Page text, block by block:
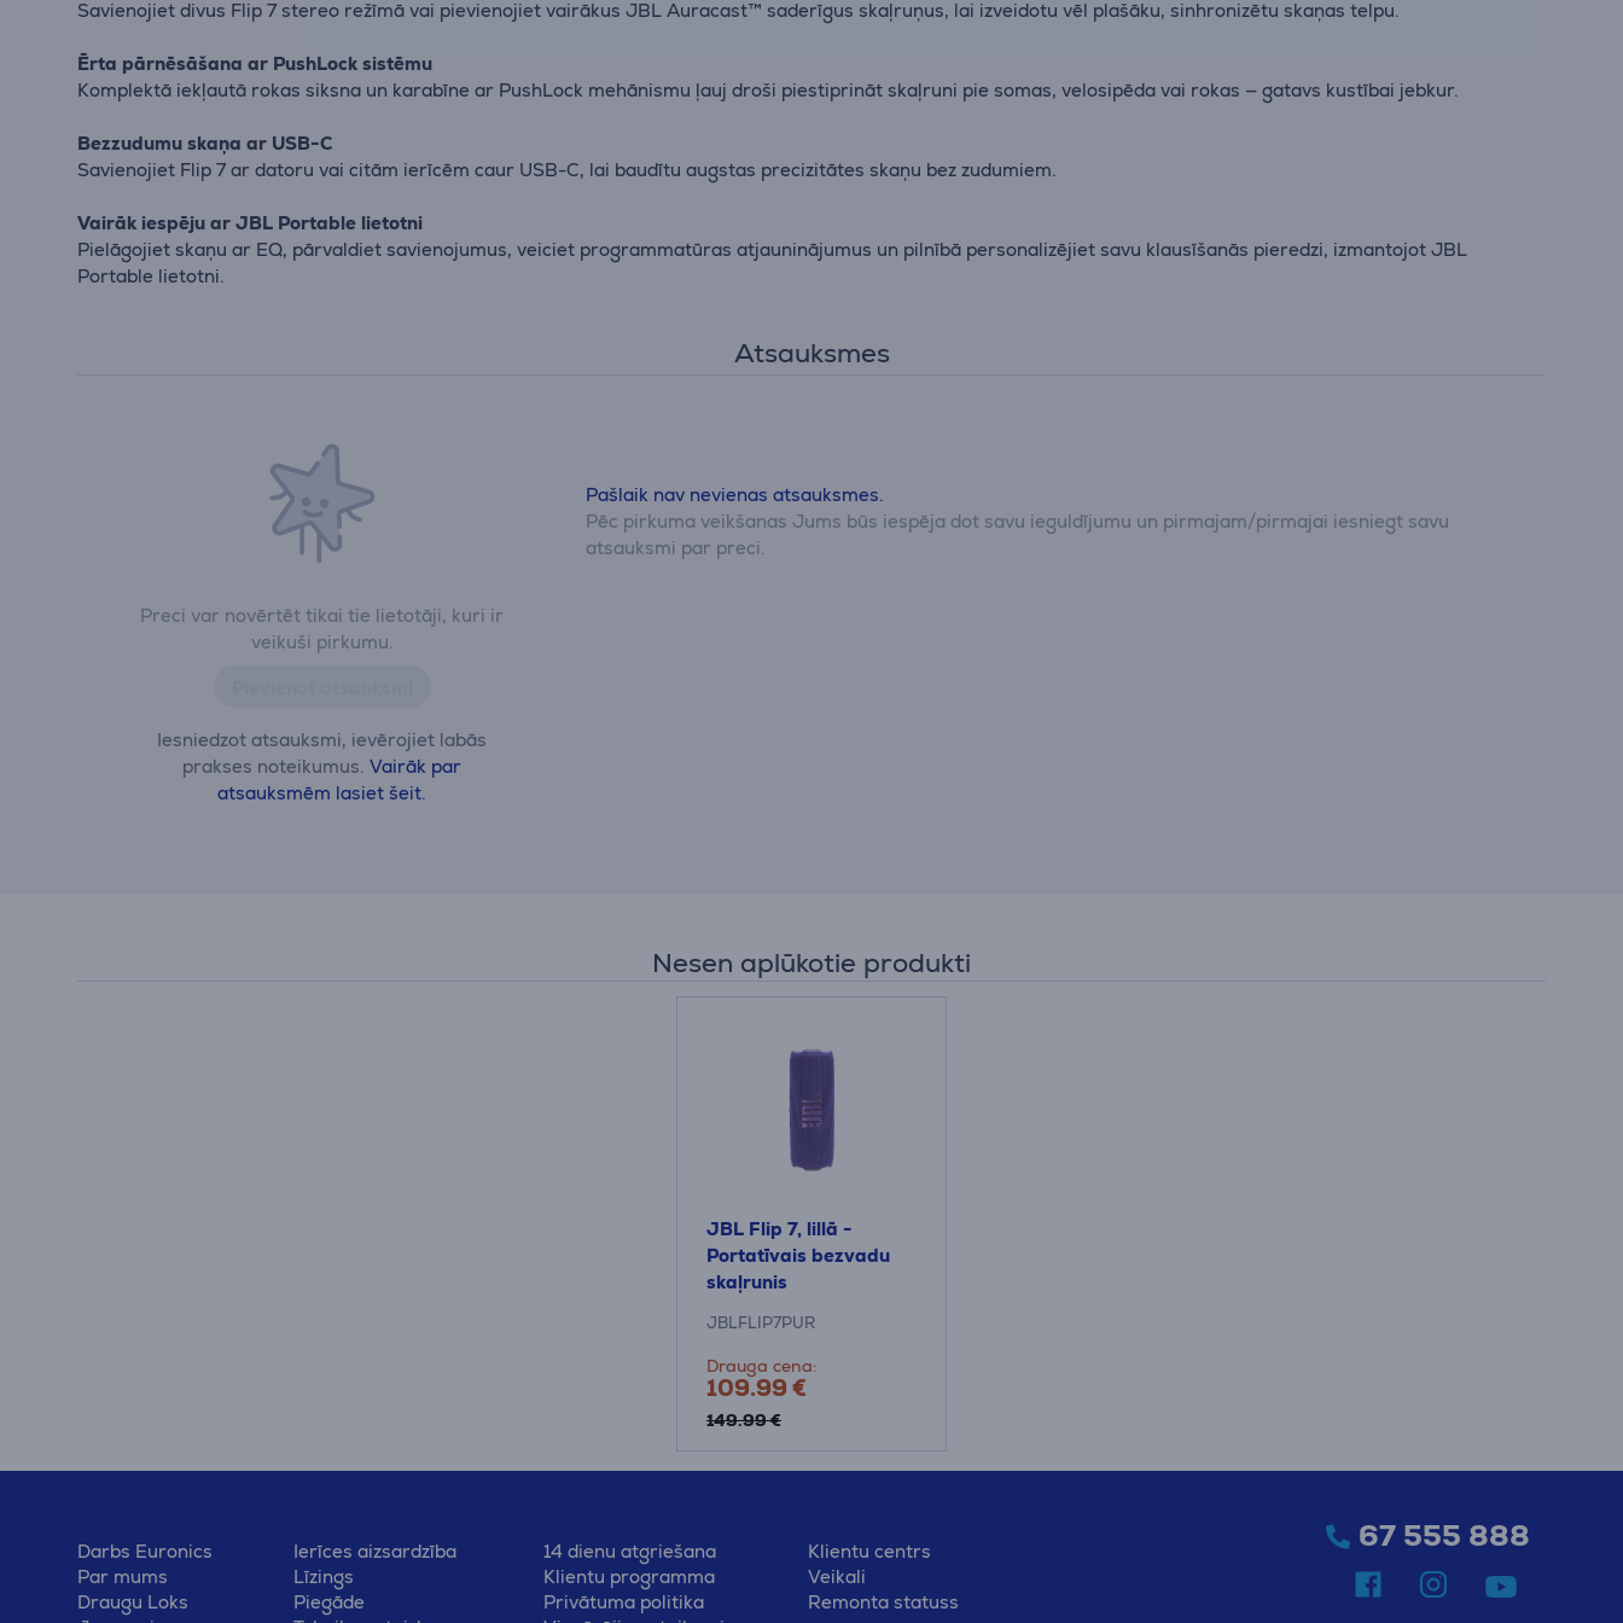
Savienojiet divus Flip 7 stereo režīmā vai pievienojiet vairākus JBL Auracast™ saderīgus skaļruņus, lai izveidotu vēl plašāku, sinhronizētu skaņas telpu.
Ērta pārnēsāšana ar PushLock sistēmu
Komplektā iekļautā rokas siksna un karabīne ar PushLock mehānismu ļauj droši piestiprināt skaļruni pie somas, velosipēda vai rokas — gatavs kustībai jebkur.
Bezzudumu skaņa ar USB-C
Savienojiet Flip 7 ar datoru vai citām ierīcēm caur USB-C, lai baudītu augstas precizitātes skaņu bez zudumiem.
Vairāk iespēju ar JBL Portable lietotni
Pielāgojiet skaņu ar EQ, pārvaldiet savienojumus, veiciet programmatūras atjauninājumus un pilnībā personalizējiet savu klausīšanās pieredzi, izmantojot JBL
Portable lietotni.
Atsauksmes
Preci var novērtēt tikai tie lietotāji, kuri ir
veikuši pirkumu.
Iesniedzot atsauksmi, ievērojiet labās
prakses noteikumus.Vairāk par
atsauksmēm lasiet šeit.
Pašlaik nav nevienas atsauksmes.
Pēc pirkuma veikšanas Jums būs iespēja dot savu ieguldījumu un pirmajam/pirmajai iesniegt savu
atsauksmi par preci.
Nesen aplūkotie produkti
JBL Flip 7, lillā -
Portatīvais bezvadu
skaļrunis
JBLFLIP7PUR
Drauga cena:
109.99 €
149.99 €
Darbs Euronics
Par mums
Draugu Loks
Ierīces aizsardzība
Līzings
Piegāde
14 dienu atgriešana
Klientu programma
Privātuma politika
Klientu centrs
Veikali
Remonta statuss
67 555 888